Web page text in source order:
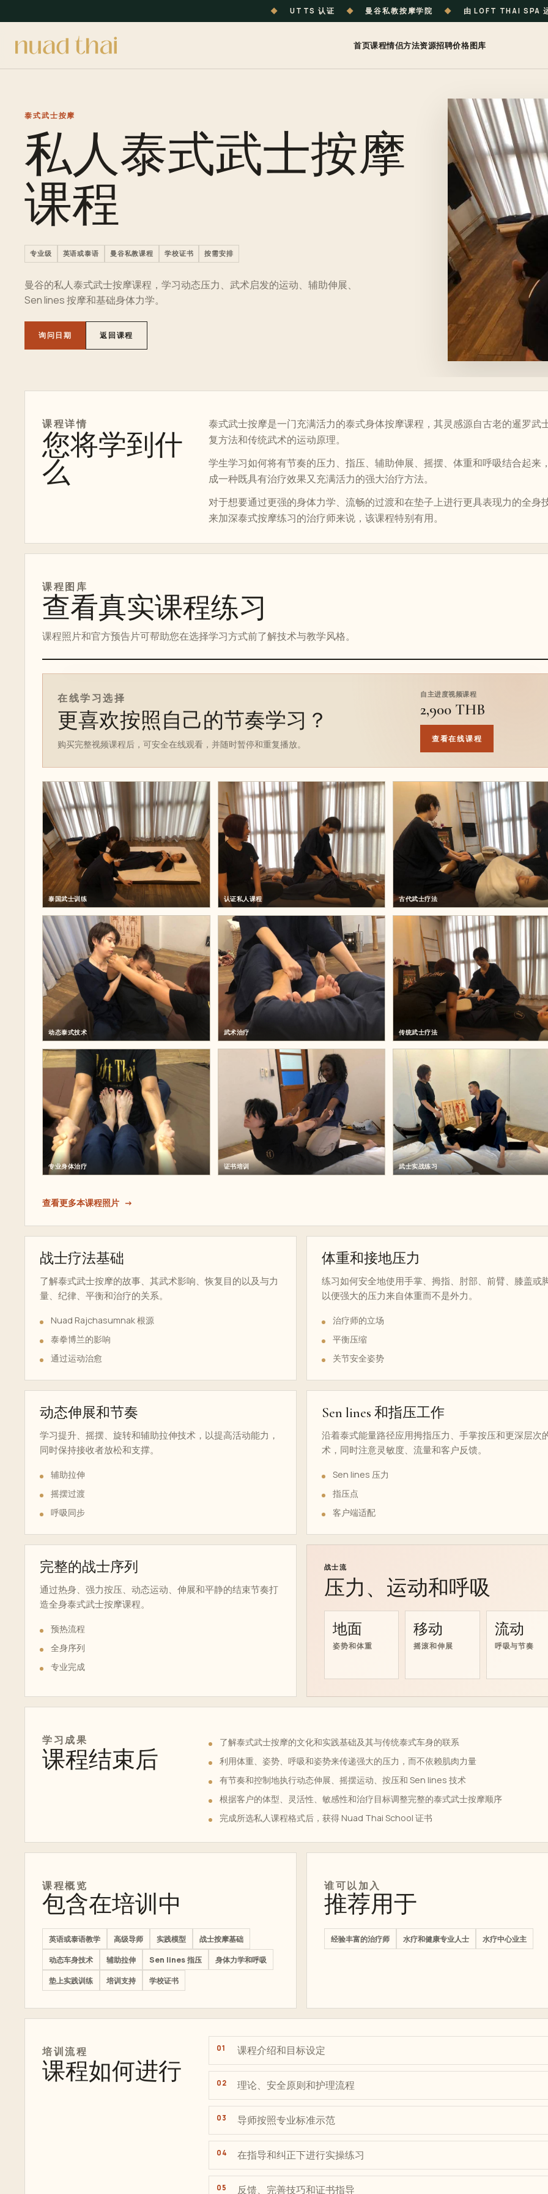
◆ UTTS 认证 ◆ 曼谷私教按摩学院 ◆ 由 LOFT THAI SPA
首页课程情侣方法资源招聘价格图库
泰式武士按摩
私人泰式武士按摩
课程
专业级 英语或泰语 曼谷私教课程 学校证书 按需安排
曼谷的私人泰式武士按摩课程，学习动态压力、武术启发的运动、辅助伸展、
Sen lines 按摩和基础身体力学。
询问日期 返回课程
课程详情
您将学到什
么
泰式武士按摩是一门充满活力的泰式身体按摩课程，其灵感源自古老的暹罗武
复方法和传统武术的运动原理。
学生学习如何将有节奏的压力、指压、辅助伸展、摇摆、体重和呼吸结合起来
成一种既具有治疗效果又充满活力的强大治疗方法。
对于想要通过更强的身体力学、流畅的过渡和在垫子上进行更具表现力的全身
来加深泰式按摩练习的治疗师来说，该课程特别有用。
课程图库
查看真实课程练习
课程照片和官方预告片可帮助您在选择学习方式前了解技术与教学风格。
在线课程预告片
在线学习选择
更喜欢按照自己的节奏学习？
购买完整视频课程后，可安全在线观看，并随时暂停和重复播放。
自主进度视频课程
2,900 THB
查看在线课程
泰国武士训练 认证私人课程 古代武士疗法
动态泰式技术 武术治疗 传统武士疗法
专业身体治疗 证书培训 武士实战练习
查看更多本课程照片
战士疗法基础
了解泰式武士按摩的故事、其武术影响、恢复目的以及与力
量、纪律、平衡和治疗的关系。
Nuad Rajchasumnak 根源
泰拳博兰的影响
通过运动治愈
体重和接地压力
练习如何安全地使用手掌、拇指、肘部、前臂、膝盖或
以便强大的压力来自体重而不是外力。
治疗师的立场
平衡压缩
关节安全姿势
动态伸展和节奏
学习提升、摇摆、旋转和辅助拉伸技术，以提高活动能力，
同时保持接收者放松和支撑。
辅助拉伸
摇摆过渡
呼吸同步
Sen lines 和指压工作
沿着泰式能量路径应用拇指压力、手掌按压和更深层次
术，同时注意灵敏度、流量和客户反馈。
Sen lines 压力
指压点
客户端适配
完整的战士序列
通过热身、强力按压、动态运动、伸展和平静的结束节奏打
造全身泰式武士按摩课程。
预热流程
全身序列
专业完成
战士流
压力、运动和呼吸
地面
姿势和体重
移动
摇滚和伸展
流动
呼吸与节奏
学习成果
课程结束后
了解泰式武士按摩的文化和实践基础及其与传统泰式车身的联系
利用体重、姿势、呼吸和姿势来传递强大的压力，而不依赖肌肉力量
有节奏和控制地执行动态伸展、摇摆运动、按压和 Sen lines 技术
根据客户的体型、灵活性、敏感性和治疗目标调整完整的泰式武士按摩顺序
完成所选私人课程格式后，获得 Nuad Thai School 证书
课程概览
包含在培训中
英语或泰语教学 高级导师 实践模型
战士按摩基础
动态车身技术
辅助拉伸 Sen lines 指压
身体力学和呼吸
垫上实践训练
培训支持 学校证书
谁可以加入
推荐用于
经验丰富的治疗师 水疗和健康专业人士 水疗中心业主
培训流程
课程如何进行
课程介绍和目标设定
理论、安全原则和护理流程
导师按照专业标准示范
在指导和纠正下进行实操练习
反馈、完善技巧和证书指导